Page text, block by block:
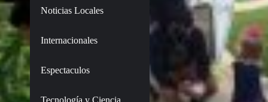
Noticias Locales
Internacionales
Espectaculos
Tecnología y Ciencia